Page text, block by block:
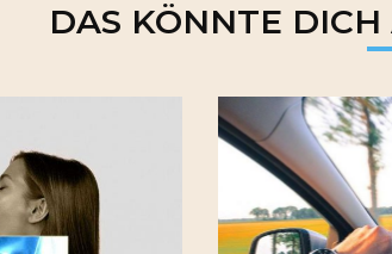
DAS KÖNNTE DICH